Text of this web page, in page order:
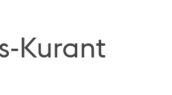
Kurant